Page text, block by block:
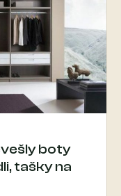
boty
tašky na